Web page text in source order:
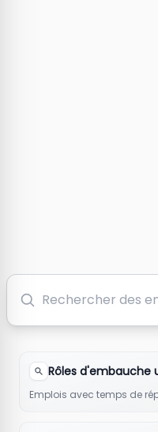
Rôles d'embauche
Emplois avec temps de